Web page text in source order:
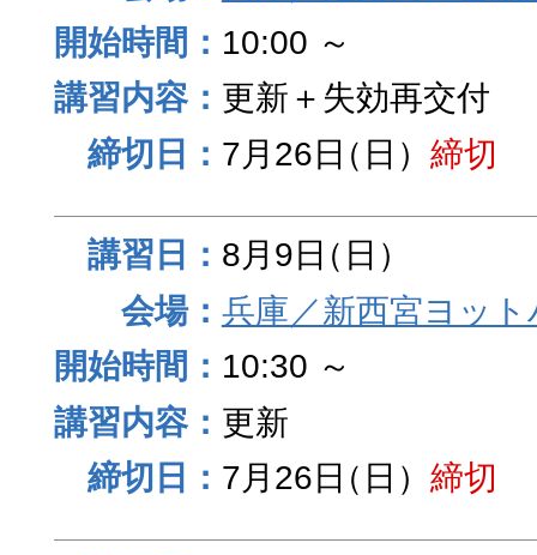
10:00 ～
更新＋失効再交付
7月26日（日） 締切
8月9日（日）
兵庫／新西宮ヨッ
10:30 ～
更新
7月26日（日） 締切